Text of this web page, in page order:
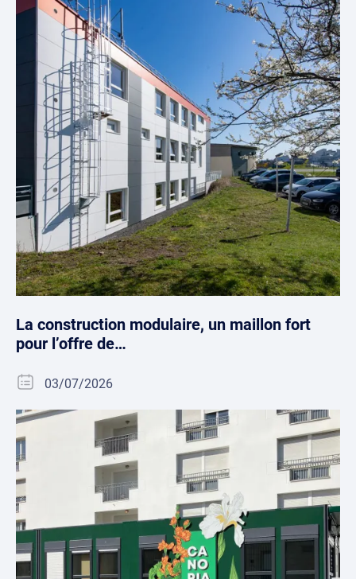
La construction modulaire, un maillon fort
pour l’offre de…
03/07/2026